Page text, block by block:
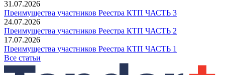
31.07.2026
Преимущества участников Реестра КТП ЧАСТЬ 3
24.07.2026
Преимущества участников Реестра КТП ЧАСТЬ 2
17.07.2026
Преимущества участников Реестра КТП ЧАСТЬ 1
Все статьи